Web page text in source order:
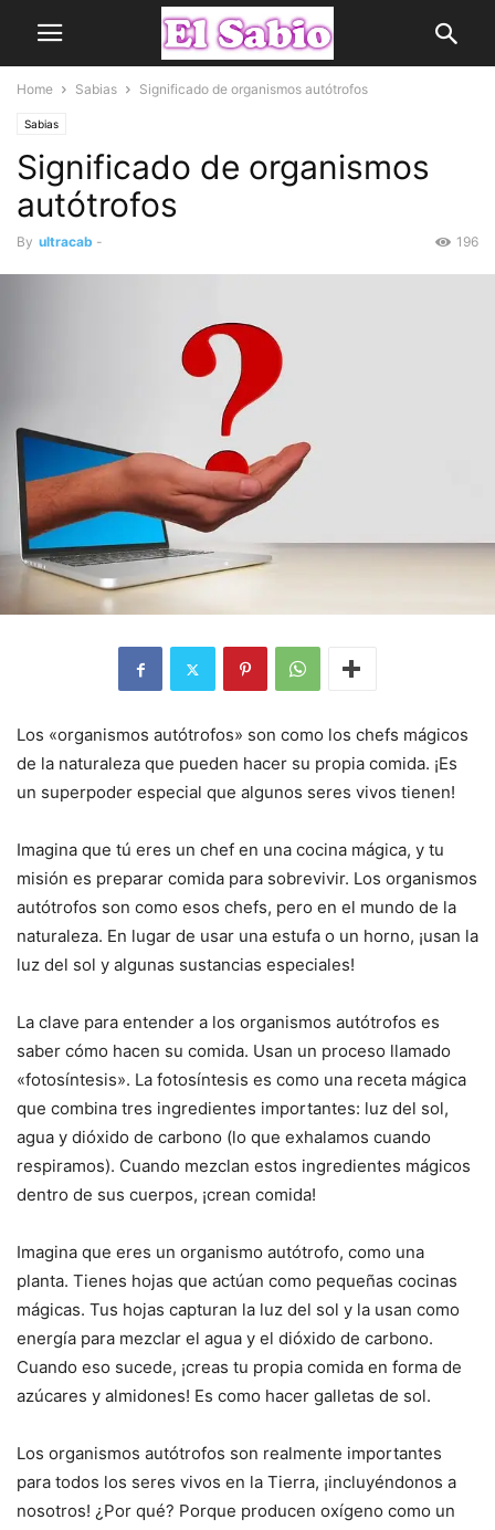
Home Sabias Significado de organismos autótrofos
Sabias
Significado de organismos
autótrofos
By ultracab - 196
Los «organismos autótrofos» son como los chefs mágicos
de la naturaleza que pueden hacer su propia comida. ¡Es
un superpoder especial que algunos seres vivos tienen!
Imagina que tú eres un chef en una cocina mágica, y tu
misión es preparar comida para sobrevivir. Los organismos
autótrofos son como esos chefs, pero en el mundo de la
naturaleza. En lugar de usar una estufa o un horno, ¡usan la
luz del sol y algunas sustancias especiales!
La clave para entender a los organismos autótrofos es
saber cómo hacen su comida. Usan un proceso llamado
«fotosíntesis». La fotosíntesis es como una receta mágica
que combina tres ingredientes importantes: luz del sol,
agua y dióxido de carbono (lo que exhalamos cuando
respiramos). Cuando mezclan estos ingredientes mágicos
dentro de sus cuerpos, ¡crean comida!
Imagina que eres un organismo autótrofo, como una
planta. Tienes hojas que actúan como pequeñas cocinas
mágicas. Tus hojas capturan la luz del sol y la usan como
energía para mezclar el agua y el dióxido de carbono.
Cuando eso sucede, ¡creas tu propia comida en forma de
azúcares y almidones! Es como hacer galletas de sol.
Los organismos autótrofos son realmente importantes
para todos los seres vivos en la Tierra, ¡incluyéndonos a
nosotros! ¿Por qué? Porque producen oxígeno como un